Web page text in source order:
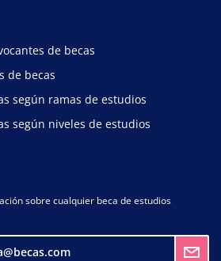
de becas
de becas
según ramas de estudios
según niveles de estudios
sobre cualquier beca de estudios